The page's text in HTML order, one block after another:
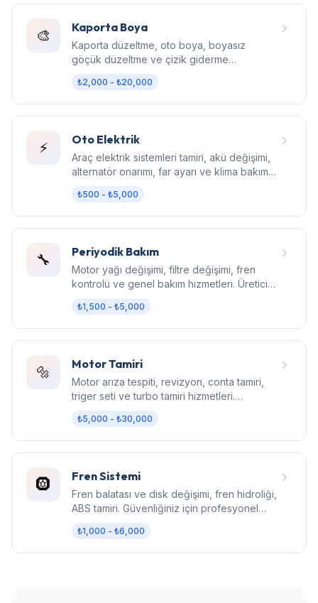
🎨 Kaporta Boya
Kaporta düzeltme, oto boya, boyasız
göçük düzeltme ve çizik giderme
₺2,000 - ₺20,000
⚡ Oto Elektrik
Araç elektrik sistemleri tamiri, akü değişimi,
alternatör onarımı, far ayarı ve klima bakım
₺500 - ₺5,000
🔧 Periyodik Bakım
Motor yağı değişimi, filtre değişimi, fren
kontrolü ve genel bakım hizmetleri. Üretici
₺1,500 - ₺5,000
🔩 Motor Tamiri
Motor arıza tespiti, revizyon, conta tamiri,
triger seti ve turbo tamiri hizmetleri.
₺5,000 - ₺30,000
🛞 Fren Sistemi
Fren balatası ve disk değişimi, fren hidroliği,
ABS tamiri. Güvenliğiniz için profesyonel
₺1,000 - ₺6,000